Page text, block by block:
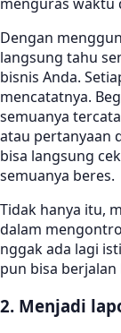
Dengan
langsung tahu
bisnis Anda.
mencatatnya.
semuanya
atau pertanyaan
bisa langsung
semuanya beres.
Tidak hanya itu,
dalam
nggak ada lagi
pun bisa
2. Menjadi